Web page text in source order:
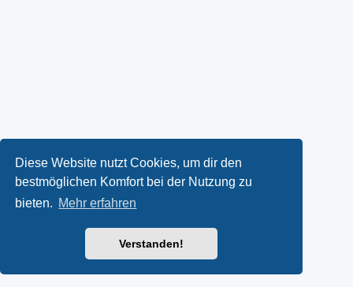
Diese Website nutzt Cookies, um dir den
bestmöglichen Komfort bei der Nutzung zu
bieten. Mehr erfahren
Verstanden!